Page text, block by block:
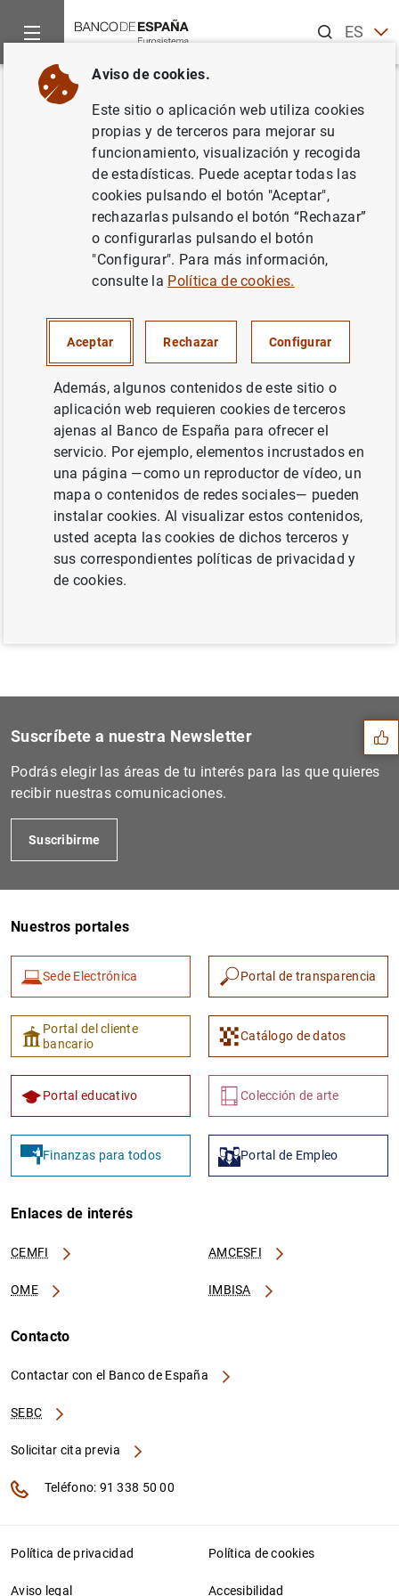
ESEN
Inicio Noticias y eventos
Volver
Evolución monetaria de la zona
del euro (noviembre de 2014)
POLÍTICA MONETARIA
SITUACIÓN ECONÓMICA
Evolución monetaria de la zona del euro
(noviembre de 2014) (57KB)
Anterior
Siguiente
Ajustes de la clave para la...
Sugerencias
1 2
Suscríbete a nuestra Newsletter
Podrás elegir las áreas de tu interés para las que quieres
recibir nuestras comunicaciones.
Suscribirme
Nuestros portales
Sede Electrónica Portal de transparencia
Portal del cliente
bancario
Catálogo de datos
Portal educativo Colección de arte
Finanzas para todos Portal de Empleo
Enlaces de interés
CEMFI AMCESFI
OME IMBISA
Contacto
Contactar con el Banco de España
SEBC
Solicitar cita previa
Teléfono: 91 338 50 00
Política de privacidad Política de cookies
Aviso legal Accesibilidad
Aviso de cookies.
Este sitio o aplicación web utiliza cookies
propias y de terceros para mejorar su
funcionamiento, visualización y recogida
de estadísticas. Puede aceptar todas las
cookies pulsando el botón "Aceptar",
rechazarlas pulsando el botón “Rechazar”
o configurarlas pulsando el botón
"Configurar". Para más información,
consulte la Política de cookies.
Aceptar Rechazar Configurar
Además, algunos contenidos de este sitio o
aplicación web requieren cookies de terceros
ajenas al Banco de España para ofrecer el
servicio. Por ejemplo, elementos incrustados en
una página —como un reproductor de vídeo, un
mapa o contenidos de redes sociales— pueden
instalar cookies. Al visualizar estos contenidos,
usted acepta las cookies de dichos terceros y
sus correspondientes políticas de privacidad y
de cookies.